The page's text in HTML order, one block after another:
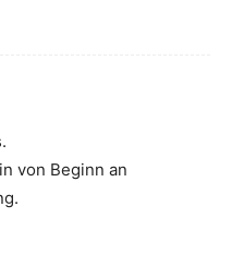
von Beginn an